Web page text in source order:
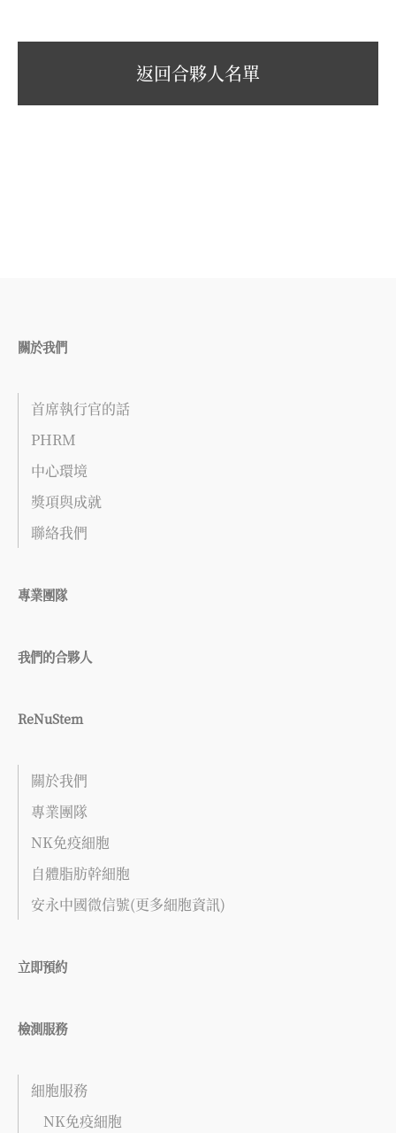
返回合夥人名單
關於我們
首席執行官的話
PHRM
中心環境
獎項與成就
聯絡我們
專業團隊
我們的合夥人
ReNuStem
關於我們
專業團隊
NK免疫細胞
自體脂肪幹細胞
安永中國微信號(更多細胞資訊)
立即預約
檢測服務
細胞服務
NK免疫細胞